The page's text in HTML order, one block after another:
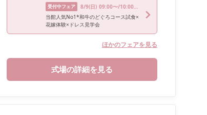
受付中フェア 8/9(日) 09:00〜/10:00〜/14:00〜/16:00〜/18:00〜
当館人気No1*和牛のどぐろコース試食×
花嫁体験×ドレス見学会
ほかのフェアを見る
式場の詳細を見る